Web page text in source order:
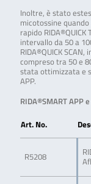
Inoltre, è stato
micotossine quando
rapido
intervallo da 50 a
RIDA®QUICK
compreso tra 50 e
stata ottimizzata e
APP.
RIDA®SMART APP
Art. No.
R5208